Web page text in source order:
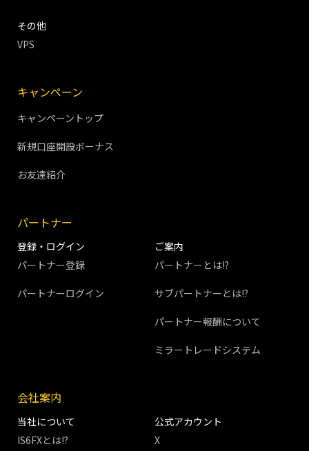
その他
VPS
キャンペーン
キャンペーントップ
新規口座開設ボーナス
お友達紹介
パートナー
登録・ログイン
パートナー登録
パートナーログイン
ご案内
パートナーとは!?
サブパートナーとは!?
パートナー報酬について
ミラートレードシステム
会社案内
当社について
IS6FXとは!?
公式アカウント
X